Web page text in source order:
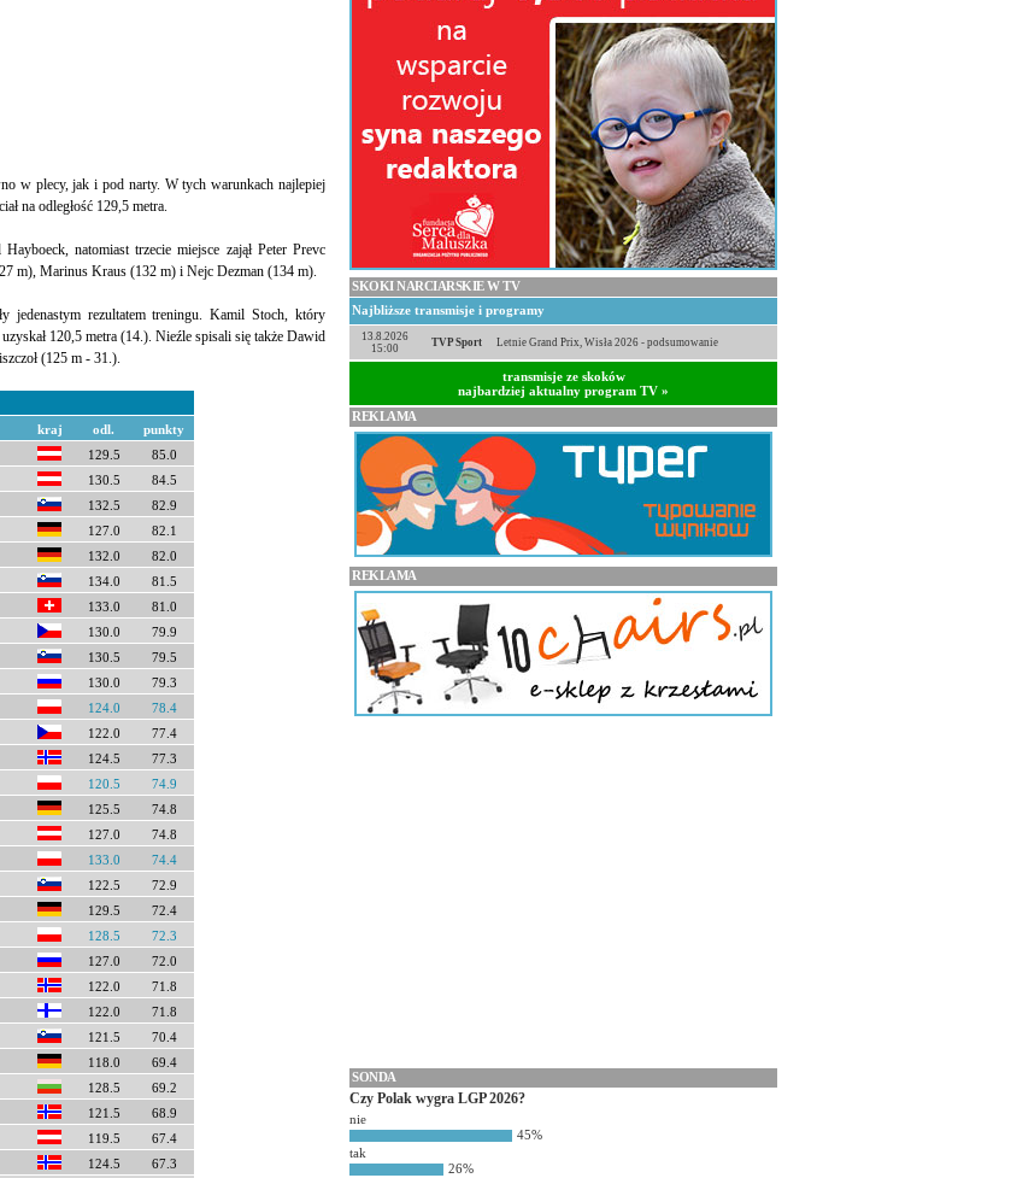
w plecy, jak i pod narty. W tych warunkach najlepiej
na odległość 129,5 metra.
natomiast trzecie miejsce zajął Peter Prevc
m), Marinus Kraus (132 m) i Nejc Dezman (134 m).
jedenastym rezultatem treningu. Kamil Stoch, który
120,5 metra (14.). Nieźle spisali się także Dawid
(125 m - 31.).
kraj odl.
punkty
129.5
85.0
130.5
84.5
132.5
82.9
127.0
82.1
132.0
82.0
134.0
81.5
133.0
81.0
130.0
79.9
130.5
79.5
130.0
79.3
124.0
78.4
122.0
77.4
124.5
77.3
120.5
74.9
125.5
74.8
127.0
74.8
133.0
74.4
122.5
72.9
129.5
72.4
128.5
72.3
127.0
72.0
122.0
71.8
122.0
71.8
121.5
70.4
118.0
69.4
128.5
69.2
121.5
68.9
119.5
67.4
124.5
67.3
SKOKI NARCIARSKIE W TV
Najbliższe transmisje i programy
13.8.2026
15:00
TVP Sport Letnie Grand Prix, Wisła 2026 - podsumowanie
transmisje ze skoków
najbardziej aktualny program TV »
REKLAMA
REKLAMA
SONDA
Czy Polak wygra LGP 2026?
nie
45%
tak
26%